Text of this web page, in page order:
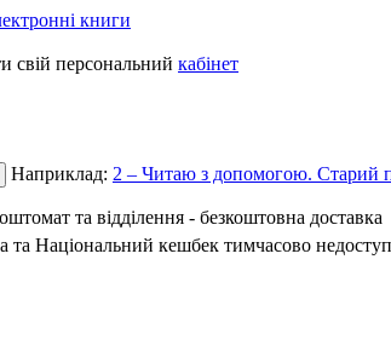
книги
свій персональний кабінет
Наприклад: 2 – Читаю з допомогою. Старий
та відділення - безкоштовна доставка
Національний кешбек тимчасово